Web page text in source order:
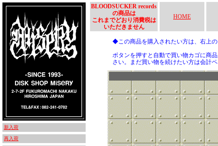
新入荷
再入荷
BLOODSUCKER records
の商品は
これまでどおり消費税は
いただきません
HOME
◆この商品を購入されたい方は、右上
ボタンを押すと自動で買い物カゴに商
さい。まだ買い物を続けたい方は会計